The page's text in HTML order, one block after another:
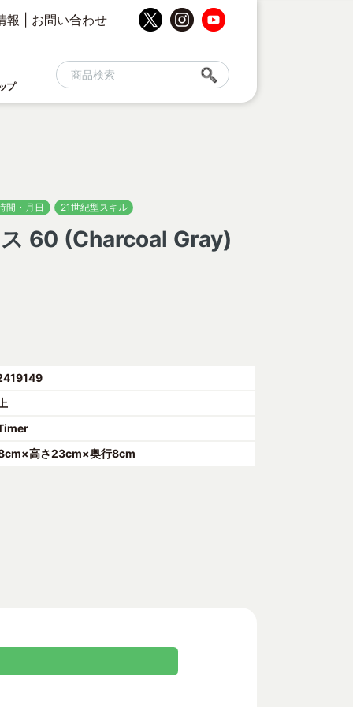
報 お問い合わせ
プ
間・月日 21世紀型スキル
60 (Charcoal Gray)
高さ23cm×奥行8cm